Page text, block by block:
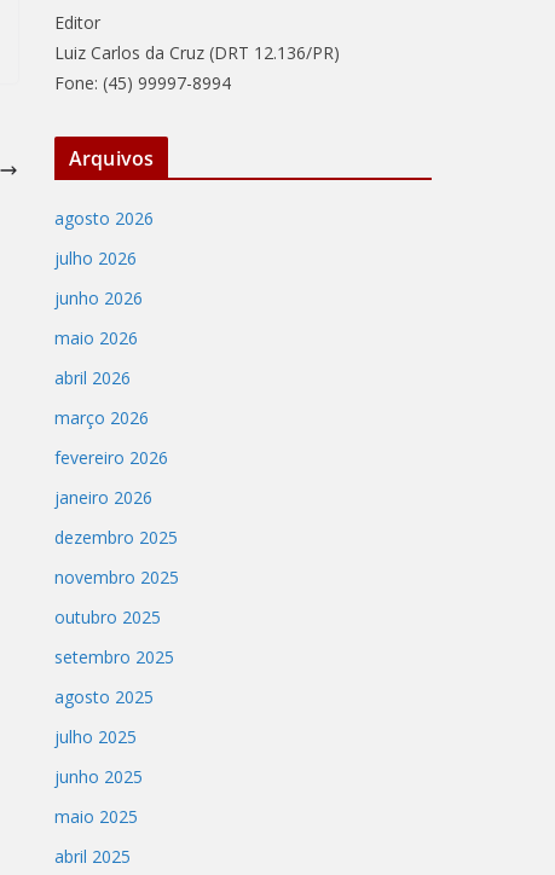
Editor
Luiz Carlos da Cruz (DRT 12.136/PR)
Fone: (45) 99997-8994
Arquivos
agosto 2026
julho 2026
junho 2026
maio 2026
abril 2026
março 2026
fevereiro 2026
janeiro 2026
dezembro 2025
novembro 2025
outubro 2025
setembro 2025
agosto 2025
julho 2025
junho 2025
maio 2025
abril 2025